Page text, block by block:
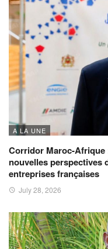
A LA UNE
Corridor Maroc-Afrique
nouvelles perspectives
entreprises françaises
July 28, 2026